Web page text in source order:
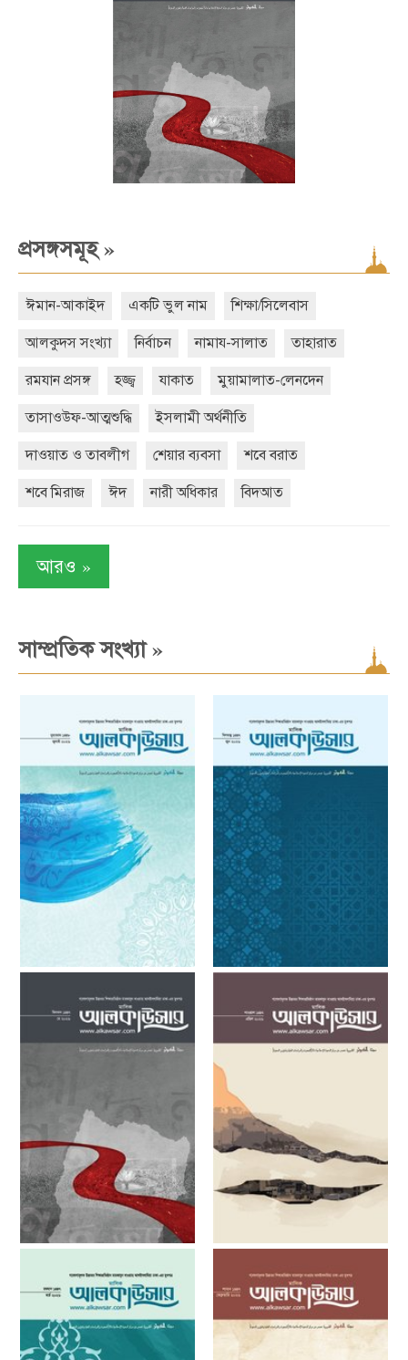
প্রসঙ্গসমূহ»
ঈমান-আকাইদ একটি ভুল নাম শিক্ষা/সিলেবাস
আলকুদস সংখ্যা নির্বাচন নামায-সালাত তাহারাত
রমযান প্রসঙ্গ হজ্জ্ব যাকাত মুয়ামালাত-লেনদেন
তাসাওউফ-আত্মশুদ্ধি ইসলামী অর্থনীতি
দাওয়াত ও তাবলীগ শেয়ার ব্যবসা শবে বরাত
শবে মিরাজ ঈদ নারী অধিকার বিদআত
আরও »
সাম্প্রতিক সংখ্যা»